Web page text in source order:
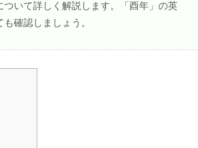
いて詳しく解説します。「酉年」の英
確認しましょう。